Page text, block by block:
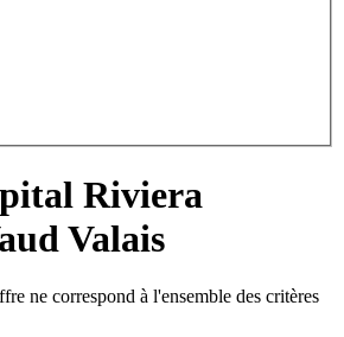
Riviera
Valais
ne correspond à l'ensemble des critères